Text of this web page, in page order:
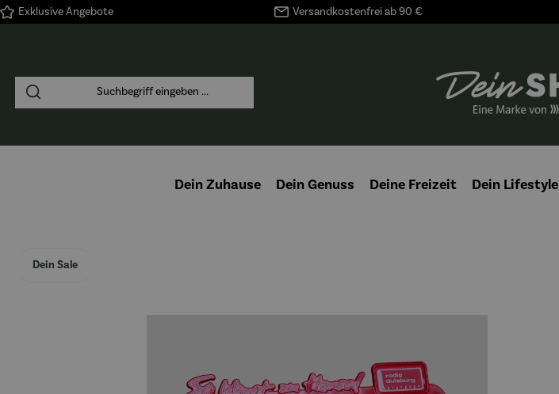
Zur Hauptnavigation springen
Exklusive Angebote Versandkostenfrei ab 90 €
Dein Zuhause Dein Genuss Deine Freizeit Dein Lifestyle
Dein Sale